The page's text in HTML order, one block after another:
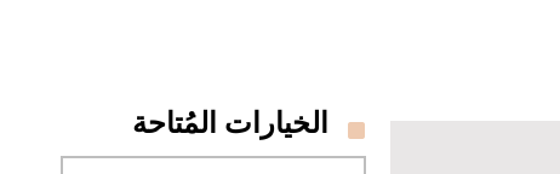
الخيارات المُتاحة